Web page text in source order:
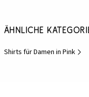
Ähnliche
Shirts für Damen in Pink